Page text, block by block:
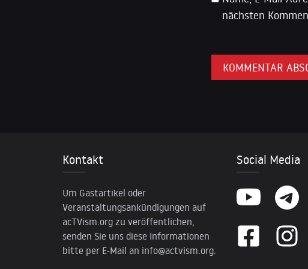
nächsten
Kontakt
Um Gastartikel oder
Veranstaltungsankündigungen auf
acTVism.org zu veröffentlichen,
senden Sie uns diese Informationen
bitte per E-Mail an info@actvism.org.
Social Media